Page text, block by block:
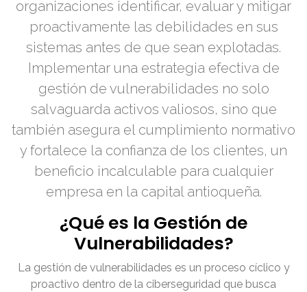
organizaciones identificar, evaluar y mitigar
proactivamente las debilidades en sus
sistemas antes de que sean explotadas.
Implementar una estrategia efectiva de
gestión de vulnerabilidades no solo
salvaguarda activos valiosos, sino que
también asegura el cumplimiento normativo
y fortalece la confianza de los clientes, un
beneficio incalculable para cualquier
empresa en la capital antioqueña.
¿Qué es la Gestión de
Vulnerabilidades?
La gestión de vulnerabilidades es un proceso cíclico y
proactivo dentro de la ciberseguridad que busca